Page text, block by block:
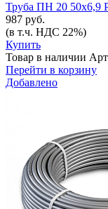
Труба ПН 20 50x6,9
987 руб.
(в т.ч. НДС 22%)
Купить
Товар в наличии
Перейти в корзину
Добавлено